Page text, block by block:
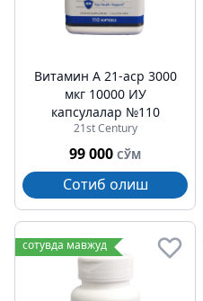
Витамин А 21-аср 3000
мкг 10000 ИУ
капсулалар №110
21st Century
99 000 СЎМ
Сотиб олиш
сотувда мавжуд